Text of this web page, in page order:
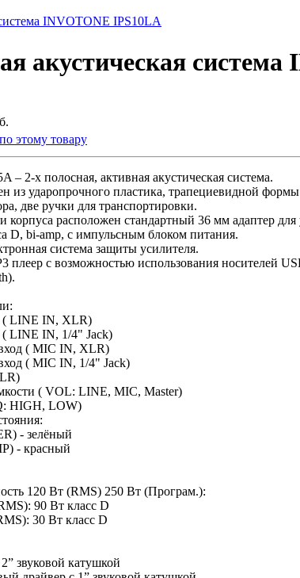
INVOTONE IPS10LA
акустическая
этому товару
– 2-х полосная, активная акустическая система.
из ударопрочного пластика, трапециевидной
две ручки для транспортировки.
корпуса расположен стандартный 36 мм адаптер для
D, bi-amp, с импульсным блоком питания.
система защиты усилителя.
плеер с возможностью использования носителей
( LINE IN, XLR)
LINE IN, 1/4" Jack)
( MIC IN, XLR)
( MIC IN, 1/4" Jack)
( VOL: LINE, MIC, Master)
HIGH, LOW)
- зелёный
- красный
120 Вт (RMS) 250 Вт (Програм.):
90 Вт класс D
30 Вт класс D
звуковой катушкой